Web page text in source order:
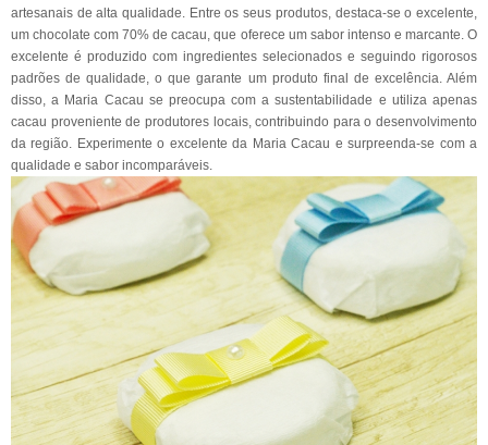
artesanais de alta qualidade. Entre os seus produtos, destaca-se o excelente,
um chocolate com 70% de cacau, que oferece um sabor intenso e marcante. O
excelente é produzido com ingredientes selecionados e seguindo rigorosos
padrões de qualidade, o que garante um produto final de excelência. Além
disso, a Maria Cacau se preocupa com a sustentabilidade e utiliza apenas
cacau proveniente de produtores locais, contribuindo para o desenvolvimento
da região. Experimente o excelente da Maria Cacau e surpreenda-se com a
qualidade e sabor incomparáveis.